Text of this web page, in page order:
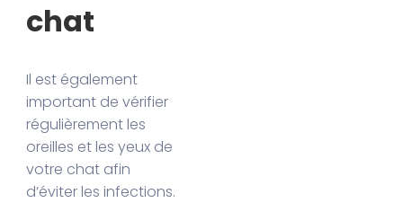
chat
Il est également
important de vérifier
régulièrement les
oreilles et les yeux de
votre chat afin
d’éviter les infections.